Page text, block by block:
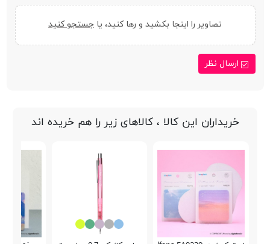
تصاویر را اینجا بکشید و رها کنید، یا جستجو کنید
ارسال نظر
خریداران این کالا ، کالاهای زیر را هم خریده اند